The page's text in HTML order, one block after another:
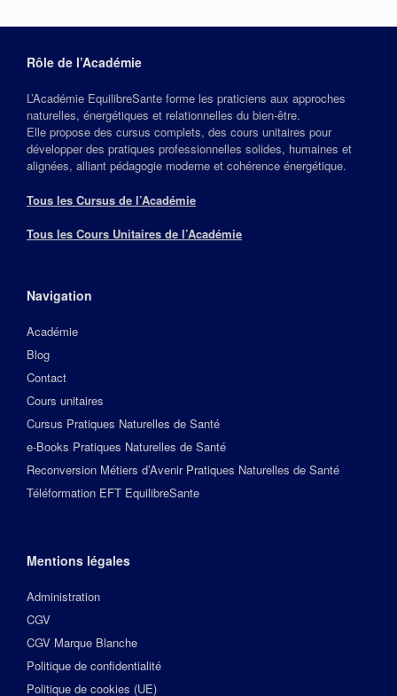
Rôle de l’Académie
L’Académie EquilibreSante forme les praticiens aux approches
naturelles, énergétiques et relationnelles du bien‑être.
Elle propose des cursus complets, des cours unitaires pour
développer des pratiques professionnelles solides, humaines et
alignées, alliant pédagogie moderne et cohérence énergétique.
Tous les Cursus de l’Académie
Tous les Cours Unitaires de l’Académie
Navigation
Académie
Blog
Contact
Cours unitaires
Cursus Pratiques Naturelles de Santé
e-Books Pratiques Naturelles de Santé
Reconversion Métiers d’Avenir Pratiques Naturelles de Santé
Téléformation EFT EquilibreSante
Mentions légales
Administration
CGV
CGV Marque Blanche
Politique de confidentialité
Politique de cookies (UE)